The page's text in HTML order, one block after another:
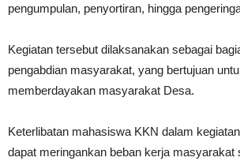
pengumpulan, penyortiran, hingga
Kegiatan tersebut dilaksanakan sebagai
pengabdian masyarakat, yang bertujuan
memberdayakan masyarakat Desa.
Keterlibatan mahasiswa KKN dalam
dapat meringankan beban kerja masyarakat